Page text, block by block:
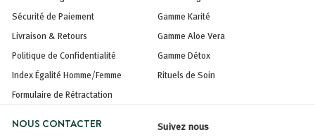
Sécurité de Paiement
Livraison & Retours
Politique de Confidentialité
Index Égalité Homme/Femme
Formulaire de Rétractation
Gamme Karité
Gamme Aloe Vera
Gamme Détox
Rituels de Soin
NOUS CONTACTER Suivez nous